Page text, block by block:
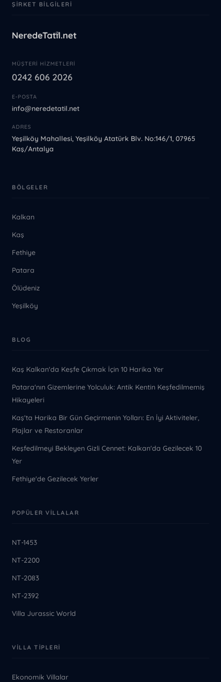
ŞIRKET BILGILERI
MÜŞTERI HIZMETLERI
0242 606 2026
E-POSTA
info@neredetatil.net
ADRES
Yeşilköy Mahallesi, Yeşilköy Atatürk Blv. No:146/1, 07965
Kaş/Antalya
BÖLGELER
Kalkan
Kaş
Fethiye
Patara
Ölüdeniz
Yeşilköy
BLOG
Kaş Kalkan'da Keşfe Çıkmak İçin 10 Harika Yer
Patara'nın Gizemlerine Yolculuk: Antik Kentin Keşfedilmemiş
Hikayeleri
Kaş'ta Harika Bir Gün Geçirmenin Yolları: En İyi Aktiviteler,
Plajlar ve Restoranlar
Keşfedilmeyi Bekleyen Gizli Cennet: Kalkan'da Gezilecek 10
Yer
Fethiye'de Gezilecek Yerler
POPÜLER VILLALAR
NT-1453
NT-2200
NT-2083
NT-2392
Villa Jurassic World
VILLA TIPLERI
Ekonomik Villalar